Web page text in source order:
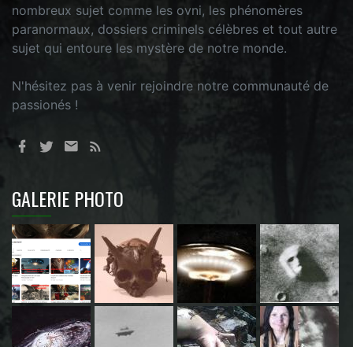
nombreux sujet comme les ovni, les phénomères
paranormaux, dossiers criminels célèbres et tout autre
sujet qui entoure les mystère de notre monde.
N'hésitez pas à venir rejoindre notre communauté de
passionés !
GALERIE PHOTO